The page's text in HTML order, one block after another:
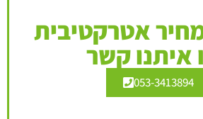
אטרקטיבית
איתנו קשר
053-3413894